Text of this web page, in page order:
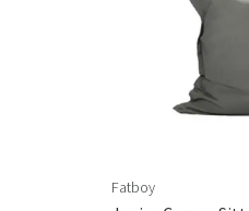
Fatboy